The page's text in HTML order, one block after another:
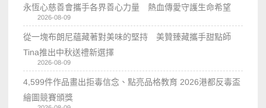
永恆心慈善會攜手各界善心力量 熱血傳愛守護生命希望
2026-08-09
從一塊布朗尼蘊藏著對美味的堅持 美贊臻藏攜手甜點師
Tina推出中秋送禮新選擇
2026-08-09
4,599件作品畫出拒毒信念、點亮品格教育 2026港都反毒盃
繪圖競賽頒獎